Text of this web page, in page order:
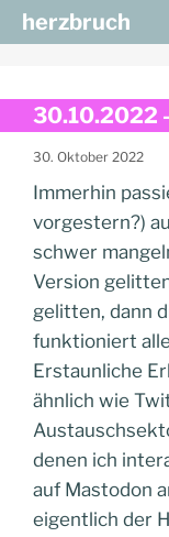
Zum
Inhalt
herzbruch
30.10.2022
30. Oktober 2022
Immerhin
vorgestern?)
schwer
Version
gelitten, dann
funktioniert
Erstaunliche
ähnlich wie
denen ich
auf Mastodon
eigentlich der